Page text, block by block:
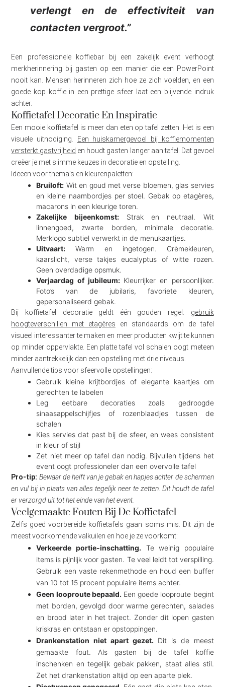
verlengt en de effectiviteit van
contacten vergroot.”
Een professionele koffiebar bij een zakelijk event verhoogt
merkherinnering bij gasten op een manier die een PowerPoint
nooit kan. Mensen herinneren zich hoe ze zich voelden, en een
goede kop koffie in een prettige sfeer laat een blijvende indruk
achter.
Koffietafel Decoratie En Inspiratie
Een mooie koffietafel is meer dan eten op tafel zetten. Het is een
visuele uitnodiging.
Een huiskamergevoel bij koffiemomenten
versterkt gastvrijheid en houdt gasten langer aan tafel. Dat gevoel
creëer je met slimme keuzes in decoratie en opstelling.
Ideeën voor thema’s en kleurenpaletten:
Bruiloft: Wit en goud met verse bloemen, glas servies
en kleine naambordjes per stoel. Gebak op etagères,
macarons in een kleurige toren.
Zakelijke bijeenkomst:Strak en neutraal. Wit
linnengoed, zwarte borden, minimale decoratie.
Merklogo subtiel verwerkt in de menukaartjes.
Uitvaart: Warm en ingetogen. Crèmekleuren,
kaarslicht, verse takjes eucalyptus of witte rozen.
Geen overdadige opsmuk.
Verjaardag of jubileum:Kleurrijker en persoonlijker.
Foto’s van de jubilaris, favoriete kleuren,
gepersonaliseerd gebak.
Bij koffietafel decoratie geldt één gouden regel: gebruik
hoogteverschillen met etagères en standaards om de tafel
visueel interessanter te maken en meer producten kwijt te kunnen
op minder oppervlakte. Een platte tafel vol schalen oogt meteen
minder aantrekkelijk dan een opstelling met drie niveaus.
Aanvullende tips voor sfeervolle opstellingen:
Gebruik kleine krijtbordjes of elegante kaartjes om
gerechten te labelen
Leg eetbare decoraties zoals gedroogde
sinaasappelschijfjes of rozenblaadjes tussen de
schalen
Kies servies dat past bij de sfeer, en wees consistent
in kleur of stijl
Zet niet meer op tafel dan nodig. Bijvullen tijdens het
event oogt professioneler dan een overvolle tafel
Pro-tip: Bewaar de helft van je gebak en hapjes achter de schermen
en vul bij in plaats van alles tegelijk neer te zetten. Dit houdt de tafel
er verzorgd uit tot het einde van het event.
Veelgemaakte Fouten Bij De Koffietafel
Zelfs goed voorbereide koffietafels gaan soms mis. Dit zijn de
meest voorkomende valkuilen en hoe je ze voorkomt:
Verkeerde portie-inschatting. Te weinig populaire
items is pijnlijk voor gasten. Te veel leidt tot verspilling.
Gebruik een vaste rekenmethode en houd een buffer
van 10 tot 15 procent populaire items achter.
Geen looproute bepaald. Een goede looproute begint
met borden, gevolgd door warme gerechten, salades
en brood later in het traject. Zonder dit lopen gasten
kriskras en ontstaan er opstoppingen.
Drankenstation niet apart gezet. Dit is de meest
gemaakte fout. Als gasten bij de tafel koffie
inschenken en tegelijk gebak pakken, staat alles stil.
Zet het drankenstation altijd op een aparte plek.